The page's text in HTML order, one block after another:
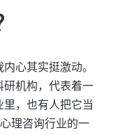
心其实挺激动。
研机构，代表着一
，也有人把它当
理咨询行业的一